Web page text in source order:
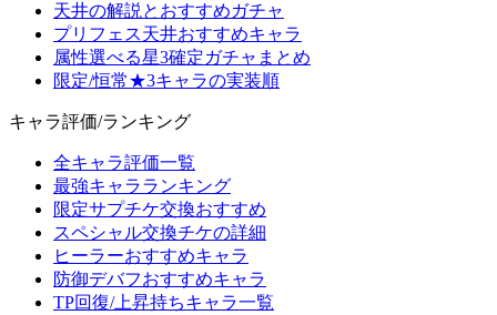
天井の解説とおすすめガチャ
プリフェス天井おすすめキャラ
属性選べる星3確定ガチャまとめ
限定/恒常★3キャラの実装順
キャラ評価/ランキング
全キャラ評価一覧
最強キャラランキング
限定サプチケ交換おすすめ
スペシャル交換チケの詳細
ヒーラーおすすめキャラ
防御デバフおすすめキャラ
TP回復/上昇持ちキャラ一覧